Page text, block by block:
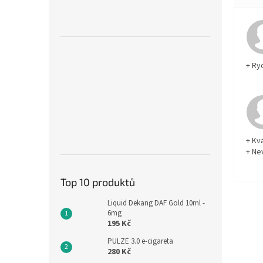
Top 10 produktů
Liquid Dekang DAF Gold 10ml -
6mg
195 Kč
PULZE 3.0 e-cigareta
280 Kč
+
+
+